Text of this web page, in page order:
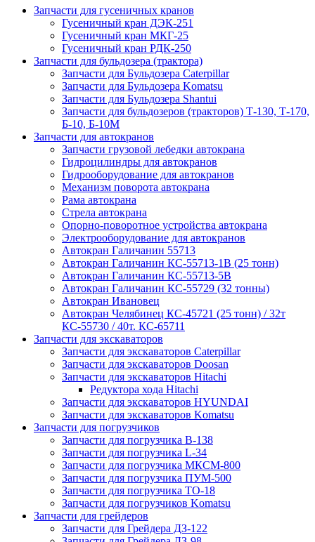
Запчасти для гусеничных кранов
Гусеничный кран ДЭК-251
Гусеничный кран МКГ-25
Гусеничный кран РДК-250
Запчасти для бульдозера (трактора)
Запчасти для Бульдозера Caterpillar
Запчасти для Бульдозера Komatsu
Запчасти для Бульдозера Shantui
Запчасти для бульдозеров (тракторов) Т-130, Т-170,
Б-10, Б-10М
Запчасти для автокранов
Запчасти грузовой лебедки автокрана
Гидроцилиндры для автокранов
Гидрооборудование для автокранов
Механизм поворота автокрана
Рама автокрана
Стрела автокрана
Опорно-поворотное устройства автокрана
Электрооборудование для автокранов
Автокран Галичанин 55713
Автокран Галичанин КС-55713-1В (25 тонн)
Автокран Галичанин КС-55713-5В
Автокран Галичанин КС-55729 (32 тонны)
Автокран Ивановец
Автокран Челябинец КС-45721 (25 тонн) / 32т
КС-55730 / 40т. КС-65711
Запчасти для экскаваторов
Запчасти для экскаваторов Caterpillar
Запчасти для экскаваторов Doosan
Запчасти для экскаваторов Hitachi
Редуктора хода Hitachi
Запчасти для экскаваторов HYUNDAI
Запчасти для экскаваторов Komatsu
Запчасти для погрузчиков
Запчасти для погрузчика B-138
Запчасти для погрузчика L-34
Запчасти для погрузчика МКСМ-800
Запчасти для погрузчика ПУМ-500
Запчасти для погрузчика ТО-18
Запчасти для погрузчиков Komatsu
Запчасти для грейдеров
Запчасти для Грейдера ДЗ-122